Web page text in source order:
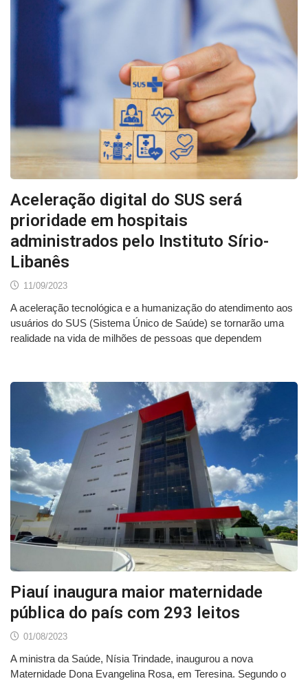
Aceleração digital do SUS será
prioridade em hospitais
administrados pelo Instituto Sírio-
Libanês
11/09/2023
A aceleração tecnológica e a humanização do atendimento aos
usuários do SUS (Sistema Único de Saúde) se tornarão uma
realidade na vida de milhões de pessoas que dependem
Piauí inaugura maior maternidade
pública do país com 293 leitos
01/08/2023
A ministra da Saúde, Nísia Trindade, inaugurou a nova
Maternidade Dona Evangelina Rosa, em Teresina. Segundo o